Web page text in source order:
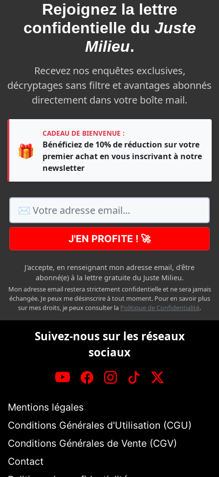
Rejoignez la lettre
confidentielle du Juste
Milieu.
Recevez nos enquêtes exclusives,
décryptages sans filtre et avantages abonnés
directement dans votre boîte mail.
🎁
CADEAU DE BIENVENUE :
Bénéficiez de 10% de réduction sur votre
premier achat en vous inscrivant à notre
newsletter
J'EN PROFITE ! 🚀
J'accepte, en renseignant mon adresse email, d'être
abonné(e) à la lettre gratuite du Juste Milieu.
Mon adresse email restera strictement confidentielle et ne sera jamais
échangée. Je peux me désinscrire à tout moment. Pour en savoir plus
sur mes droits, je peux consulter la Politique de Confidentialité.
Suivez-nous sur les réseaux
sociaux
Mentions légales
Conditions Générales d'Utilisation (CGU)
Conditions Générales de Vente (CGV)
Contact